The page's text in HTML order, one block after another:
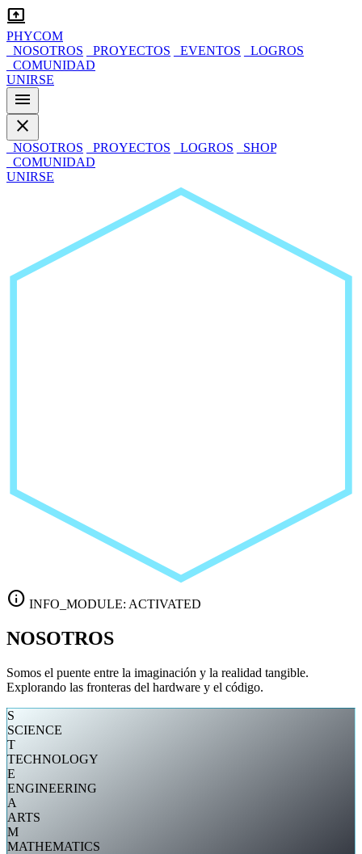
computer_arrow_up
PHYCOM
_NOSOTROS
_PROYECTOS _EVENTOS
_LOGROS
_COMUNIDAD
UNIRSE
menu
close
_NOSOTROS _PROYECTOS _LOGROS
_SHOP
_COMUNIDAD
UNIRSE
info INFO_MODULE: ACTIVATED
NOSOTROS
Somos el puente entre la imaginación y la realidad tangible.
Explorando las fronteras del hardware y el código.
S
SCIENCE
T
TECHNOLOGY
E
ENGINEERING
A
ARTS
M
MATHEMATICS